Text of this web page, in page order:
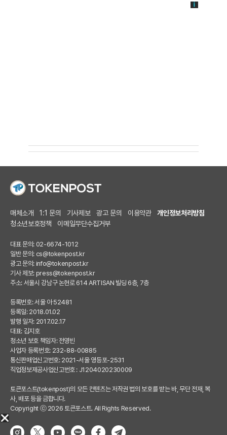
매체소개 1:1 문의 기사제보 광고 문의 이용약관
개인정보처리방침
청소년보호정책
이메일무단수집거부
대표 문의: 02-6674-1012
일반 문의: cs@tokenpost.kr
광고 문의: info@tokenpost.kr
기사 제보: press@tokenpost.kr
주소: 서울시 강남구 논현로 614 ARTISAN 빌딩 6층, 7층
등록번호: 서울 아 52481
등록일: 2018.01.02
발행 일자: 2017.02.17
대표: 김지호
청소년 보호 책임자: 전영빈
사업자 등록번호: 232-88-00885
통신판매업신고번호: 2021-서울 영등포-2531
직업정보제공사업신고번호 : J1204020230009
토큰포스트(tokenpost)의 모든 컨텐츠는 저작권 법의 보호를 받는 바, 무단 전재, 복
사, 배포 등을 금합니다.
Copyright ⓒ 2026 토큰포스트. All Rights Reserved.